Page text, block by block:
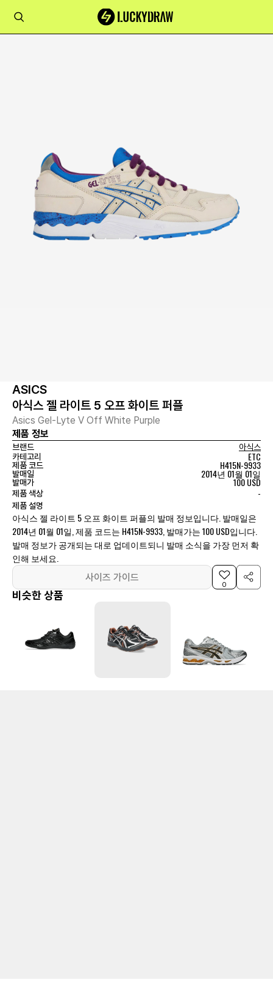
ASICS
아식스 젤 라이트 5 오프 화이트 퍼플
Asics Gel-Lyte V Off White Purple
제품 정보
브랜드
아식스
카테고리
ETC
제품 코드 H415N-9933
발매일 2014년 01월 01일
발매가 100 USD
제품 색상 -
제품 설명
아식스 젤 라이트 5 오프 화이트 퍼플의 발매 정보입니다. 발매일은
2014년 01월 01일, 제품 코드는 H415N-9933, 발매가는 100 USD입니다.
발매 정보가 공개되는 대로 업데이트되니 발매 소식을 가장 먼저 확
인해 보세요.
사이즈 가이드
0
비슷한 상품